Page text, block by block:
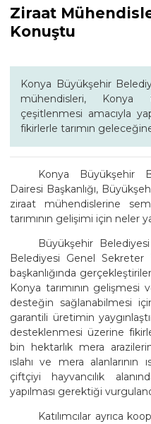
Ziraat
Konuştu
Konya Büyükşehir
mühendisleri, Konya
çeşitlenmesi amacıyla
fikirlerle tarımın
Konya Büyükşehir
Dairesi Başkanlığı,
ziraat mühendislerine
tarımının gelişimi için neler
Büyükşehir
Belediyesi Genel Sekreter
başkanlığında
Konya tarımının
desteğin sağlanabilmesi
garantili üretimin
desteklenmesi üzerine
bin hektarlık mera
ıslahı ve mera alanlarının
çiftçiyi hayvancılık
yapılması gerektiği
Katılımcılar ayrıca